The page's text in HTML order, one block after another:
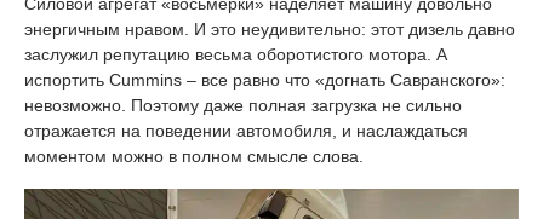
Силовой агрегат «восьмерки» наделяет машину довольно
энергичным нравом. И это неудивительно: этот дизель давно
заслужил репутацию весьма оборотистого мотора. А
испортить Cummins – все равно что «догнать Савранского»:
невозможно. Поэтому даже полная загрузка не сильно
отражается на поведении автомобиля, и наслаждаться
моментом можно в полном смысле слова.